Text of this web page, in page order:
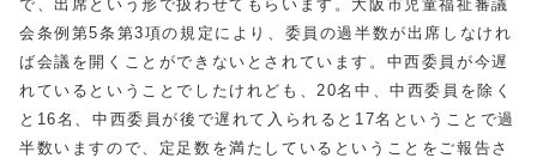
で、出席という形で扱わせてもらいます。大阪市児童福祉審議
会条例第5条第3項の規定により、委員の過半数が出席しなけれ
ば会議を開くことができないとされています。中西委員が今遅
れているということでしたけれども、20名中、中西委員を除く
と16名、中西委員が後で遅れて入られると17名ということで過
半数いますので、定足数を満たしているということをご報告さ